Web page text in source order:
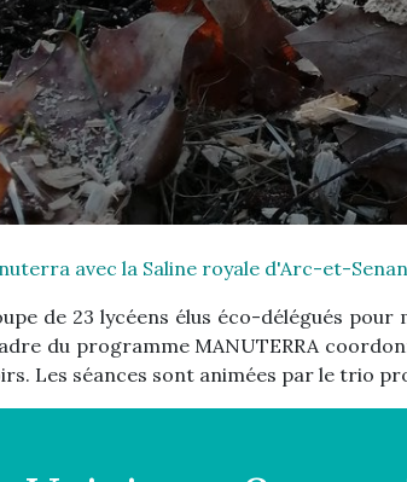
avec la Saline royale d'Arc-et-
de 23 lycéens élus éco-délégués
du programme MANUTERRA
Les séances sont animées par le trio